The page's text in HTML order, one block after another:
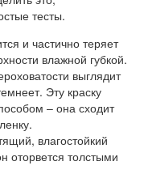
тесты.
и частично теряет
влажной губкой.
выглядит
Эту краску
– она сходит
влагостойкий
оторвется толстыми